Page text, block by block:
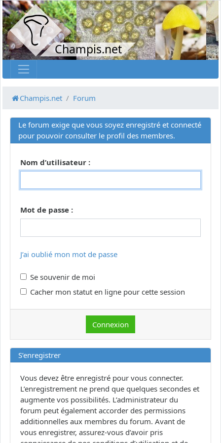
Champis.net
Champis.net Forum
Le forum exige que vous soyez enregistré et connecté
pour pouvoir consulter le profil des membres.
Nom d’utilisateur :
Mot de passe :
J’ai oublié mon mot de passe
Se souvenir de moi
Cacher mon statut en ligne pour cette session
S’enregistrer
Vous devez être enregistré pour vous connecter.
L’enregistrement ne prend que quelques secondes et
augmente vos possibilités. L’administrateur du
forum peut également accorder des permissions
additionnelles aux membres du forum. Avant de
vous enregistrer, assurez-vous d’avoir pris